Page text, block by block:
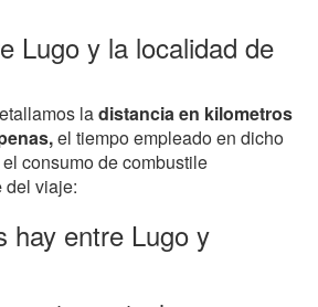
Lugo y la localidad de
ladistancia en kilometros
el tiempo empleado en dicho
consumo de combustile
del viaje:
hay entre Lugo y